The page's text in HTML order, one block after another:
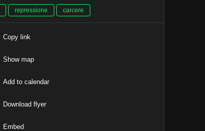
repressione carcere
Copy link
Show map
Add to calendar
Download flyer
Embed